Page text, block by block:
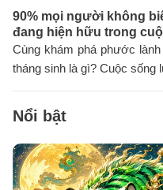
90% mọi người không
đang hiện hữu trong
Cùng khám phá phước
tháng sinh là gì? Cuộc sống
Nổi bật